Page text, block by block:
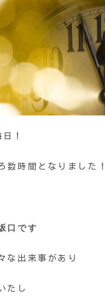
！
数時間となりました！
口です
出来事があり
たし